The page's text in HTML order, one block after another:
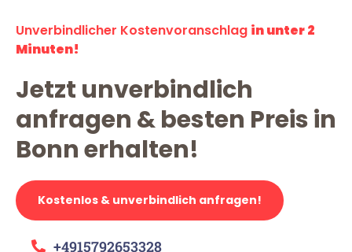
Unverbindlicher Kostenvoranschlag in unter 2
Minuten!
Jetzt unverbindlich
anfragen & besten Preis in
Bonn erhalten!
Kostenlos & unverbindlich anfragen!
+4915792653328